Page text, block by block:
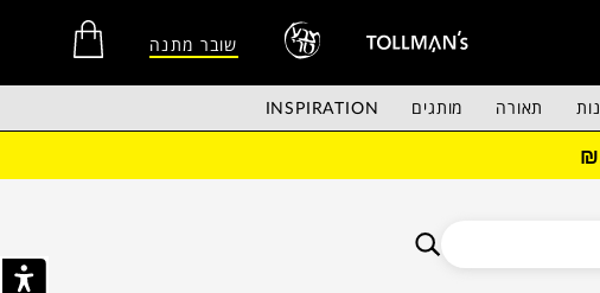
שובר מתנה
תאורה מותגים INSPIRATION